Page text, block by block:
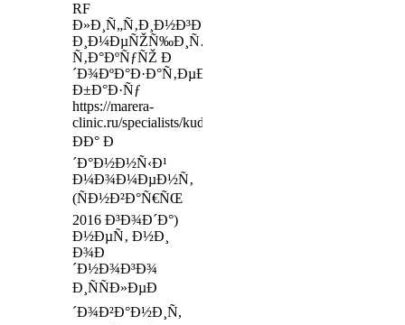
RF
Ð»Ð¸Ñ„Ñ‚Ð¸Ð½Ð³Ð°,
Ð¸Ð¼ÐµÑŽÑ‰Ð¸Ñ…
Ñ‚Ð°ÐºÑƒÑŽ Ð
´Ð¾ÐºÐ°Ð·Ð°Ñ‚ÐµÐ»ÑŒÐ½ÑƒÑŽ
Ð±Ð°Ð·Ñƒ
https://marera-
clinic.ru/specialists/kudrovo
ÐÐ° Ð
´Ð°Ð½Ð½Ñ‹Ð¹
Ð¼Ð¾Ð¼ÐµÐ½Ñ‚
(ÑÐ½Ð²Ð°Ñ€ÑŒ
2016 Ð³Ð¾Ð´Ð°)
Ð½ÐµÑ‚ Ð½Ð¸
Ð¾Ð
´Ð½Ð¾Ð³Ð¾
Ð¸ÑÑÐ»ÐµÐ
´Ð¾Ð²Ð°Ð½Ð¸Ñ,